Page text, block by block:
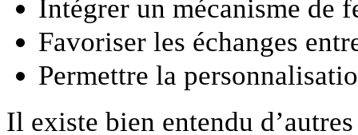
Intégrer un mécanisme de
Favoriser les échanges
Permettre la
Il existe bien entendu